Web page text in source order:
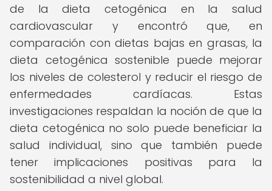
de la dieta cetogénica en la salud
cardiovascular y encontró que, en
comparación con dietas bajas en grasas, la
dieta cetogénica sostenible puede mejorar
los niveles de colesterol y reducir el riesgo de
enfermedades cardíacas. Estas
investigaciones respaldan la noción de que la
dieta cetogénica no solo puede beneficiar la
salud individual, sino que también puede
tener implicaciones positivas para la
sostenibilidad a nivel global.